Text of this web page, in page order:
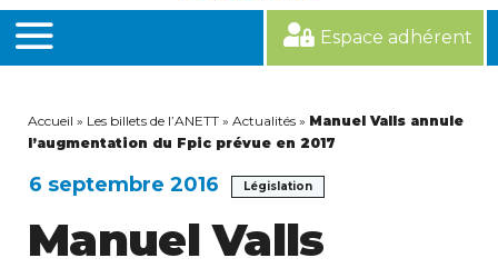
MENU
Espace adhérent
Accueil » Les billets de l’ANETT » Actualités » Manuel Valls annule
l’augmentation du Fpic prévue en 2017
6 septembre 2016 Législation
Manuel Valls